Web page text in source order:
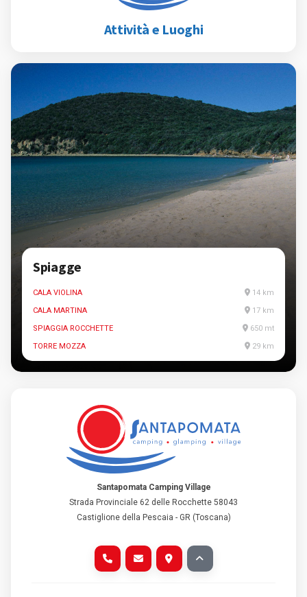
Attività e Luoghi
Spiagge
CALA VIOLINA
14 km
CALA MARTINA
17 km
SPIAGGIA ROCCHETTE
650 mt
TORRE MOZZA
29 km
Santapomata Camping Village
Strada Provinciale 62 delle Rocchette 58043
Castiglione della Pescaia - GR (Toscana)